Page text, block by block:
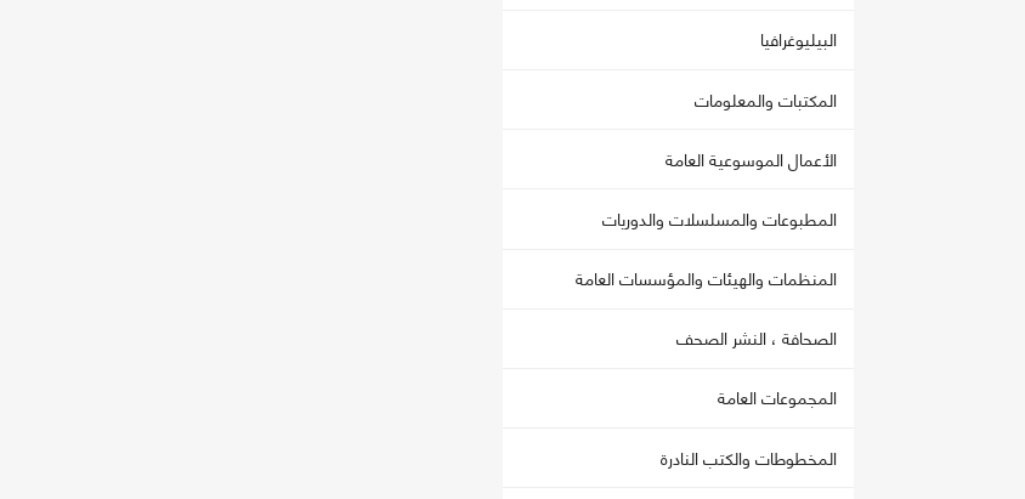
البيليوغرافيا
المكتبات والمعلومات
الأعمال الموسوعية العامة
المطبوعات والمسلسلات والدوريات
المنظمات والهيئات والمؤسسات العامة
الصحافة ، النشر الصحف
المجموعات العامة
المخطوطات والكتب النادرة